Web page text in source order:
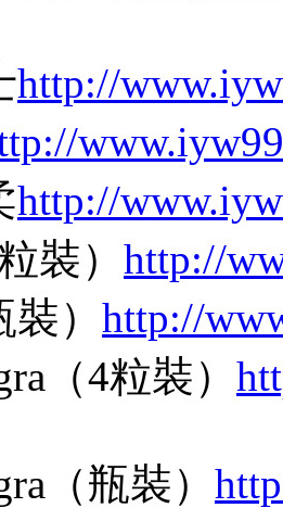
http://
http://
裝） http://
） http://
（4粒裝）
（瓶裝）